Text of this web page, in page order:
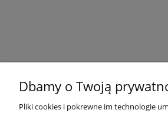
Dbamy o Twoją
Pliki cookies i pokrewne im technologie